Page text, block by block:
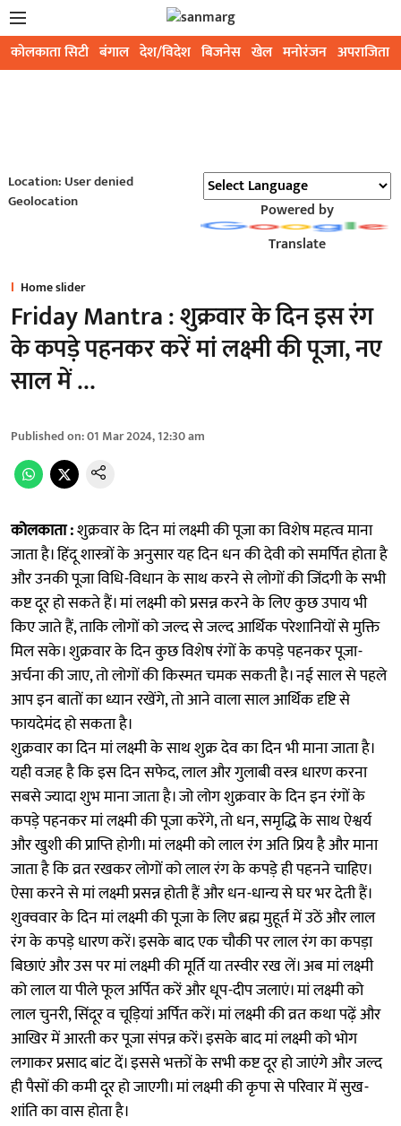
कोलकाता सिटी बंगाल देश/विदेश बिजनेस खेल मनोरंजन अपराजिता
Location: User denied
Geolocation
Powered by
Translate
Home slider
Friday Mantra : शुक्रवार के दिन इस रंग
के कपड़े पहनकर करें मां लक्ष्मी की पूजा, नए
साल में …
Published on:01 Mar 2024, 12:30 am
कोलकाता :शुक्रवार के दिन मां लक्ष्मी की पूजा का विशेष महत्व माना
जाता है। हिंदू शास्त्रों के अनुसार यह दिन धन की देवी को समर्पित होता है
और उनकी पूजा विधि-विधान के साथ करने से लोगों की जिंदगी के सभी
कष्ट दूर हो सकते हैं। मां लक्ष्मी को प्रसन्न करने के लिए कुछ उपाय भी
किए जाते हैं, ताकि लोगों को जल्द से जल्द आर्थिक परेशानियों से मुक्ति
मिल सके। शुक्रवार के दिन कुछ विशेष रंगों के कपड़े पहनकर पूजा-
अर्चना की जाए, तो लोगों की किस्मत चमक सकती है। नई साल से पहले
आप इन बातों का ध्यान रखेंगे, तो आने वाला साल आर्थिक दृष्टि से
फायदेमंद हो सकता है।
शुक्रवार का दिन मां लक्ष्मी के साथ शुक्र देव का दिन भी माना जाता है।
यही वजह है कि इस दिन सफेद, लाल और गुलाबी वस्त्र धारण करना
सबसे ज्यादा शुभ माना जाता है। जो लोग शुक्रवार के दिन इन रंगों के
कपड़े पहनकर मां लक्ष्मी की पूजा करेंगे, तो धन, समृद्धि के साथ ऐश्वर्य
और खुशी की प्राप्ति होगी। मां लक्ष्मी को लाल रंग अति प्रिय है और माना
जाता है कि व्रत रखकर लोगों को लाल रंग के कपड़े ही पहनने चाहिए।
ऐसा करने से मां लक्ष्मी प्रसन्न होती हैं और धन-धान्य से घर भर देती हैं।
शुक्ववार के दिन मां लक्ष्मी की पूजा के लिए ब्रह्म मुहूर्त में उठें और लाल
रंग के कपड़े धारण करें। इसके बाद एक चौकी पर लाल रंग का कपड़ा
बिछाएं और उस पर मां लक्ष्मी की मूर्ति या तस्वीर रख लें। अब मां लक्ष्मी
को लाल या पीले फूल अर्पित करें और धूप-दीप जलाएं। मां लक्ष्मी को
लाल चुनरी, सिंदूर व चूड़ियां अर्पित करें। मां लक्ष्मी की व्रत कथा पढ़ें और
आखिर में आरती कर पूजा संपन्न करें। इसके बाद मां लक्ष्मी को भोग
लगाकर प्रसाद बांट दें। इससे भक्तों के सभी कष्ट दूर हो जाएंगे और जल्द
ही पैसों की कमी दूर हो जाएगी। मां लक्ष्मी की कृपा से परिवार में सुख-
शांति का वास होता है।